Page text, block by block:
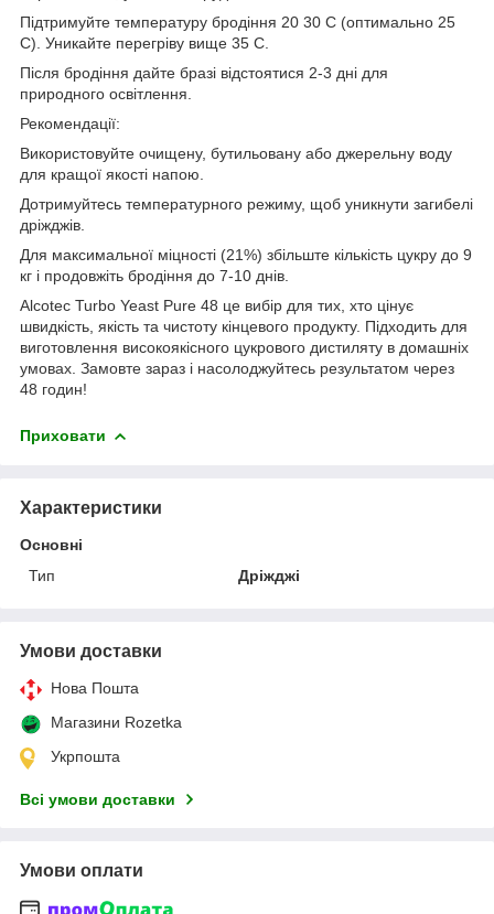
Підтримуйте температуру бродіння 20 30 C (оптимально 25
C). Уникайте перегріву вище 35 C.
Після бродіння дайте бразі відстоятися 2-3 дні для
природного освітлення.
Рекомендації:
Використовуйте очищену, бутильовану або джерельну воду
для кращої якості напою.
Дотримуйтесь температурного режиму, щоб уникнути загибелі
дріжджів.
Для максимальної міцності (21%) збільште кількість цукру до 9
кг і продовжіть бродіння до 7-10 днів.
Alcotec Turbo Yeast Pure 48 це вибір для тих, хто цінує
швидкість, якість та чистоту кінцевого продукту. Підходить для
виготовлення високоякісного цукрового дистиляту в домашніх
умовах. Замовте зараз і насолоджуйтесь результатом через
48 годин!
Приховати
Характеристики
Основні
Тип
Дріжджі
Умови доставки
Нова Пошта
Магазини Rozetka
Укрпошта
Всі умови доставки
Умови оплати